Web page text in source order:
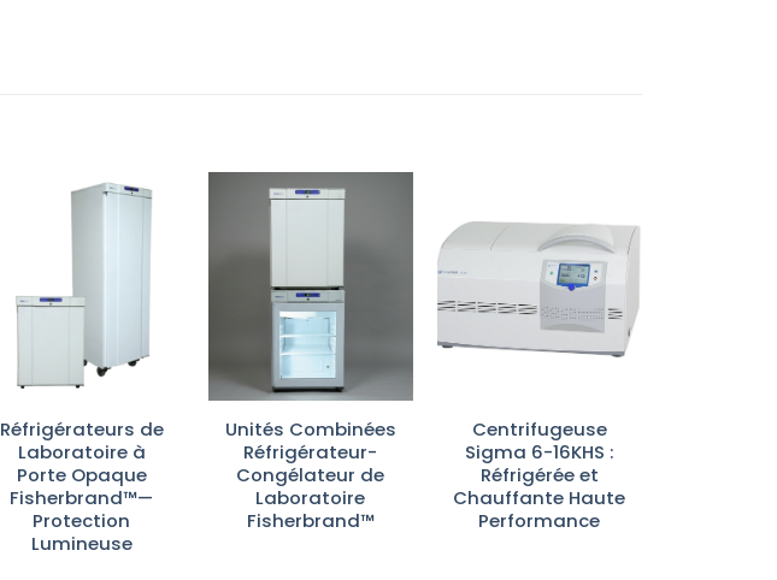
Réfrigérateurs de
Laboratoire à
Porte Opaque
Fisherbrand™—
Protection
Lumineuse
Ajouter
à la liste
Unités Combinées
Réfrigérateur-
Congélateur de
Laboratoire
Fisherbrand™
Ajouter
d’envies
Centrifugeuse
Sigma 6-16KHS :
Réfrigérée et
Chauffante Haute
Performance